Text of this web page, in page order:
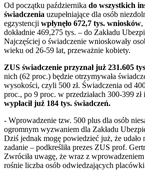
Od początku października do wszystkich
świadczenia uzupełniające dla osób
egzystencji wpłynęło 672,7 tys. wniosków,
dokładnie 469,275 tys. – do Zakładu
Najczęściej o świadczenie wnioskowały
wieku od 26-59 lat, przeważnie kobiety.
ZUS świadczenie przyznał już 231.605
nich (62 proc.) będzie otrzymywała
wysokości, czyli 500 zł. Świadczenia od
proc., po 9 proc. w przedziałach 300-399 zł
wypłacił już 184 tys. świadczeń.
- Wprowadzenie tzw. 500 plus dla osób
ogromnym wyzwaniem dla Zakładu
Dziś jednak mogę powiedzieć już, że udało
zadanie – podkreśliła prezes ZUS prof.
Zwróciła uwagę, że wraz z
rośnie liczba osób odwiedzających